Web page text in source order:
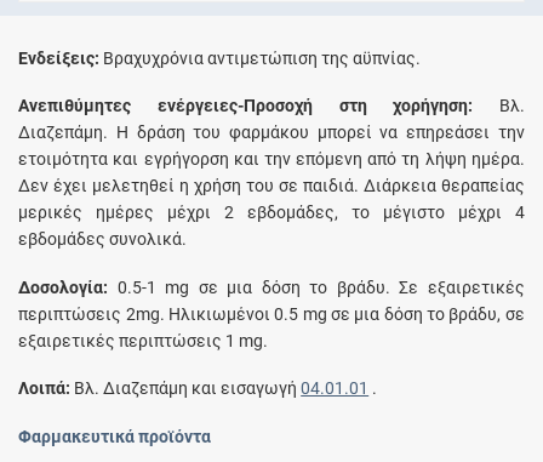
Eνδείξεις: Bραχυχρόνια αντιμετώπιση της αϋπνίας.
Aνεπιθύμητες ενέργειες-Προσοχή στη χορήγηση: Bλ.
Διαζεπάμη. H δράση του φαρμάκου μπορεί να επηρεάσει την
ετοιμότητα και εγρήγορση και την επόμενη από τη λήψη ημέρα.
Δεν έχει μελετηθεί η χρήση του σε παιδιά. Διάρκεια θεραπείας
μερικές ημέρες μέχρι 2 εβδομάδες, το μέγιστο μέχρι 4
εβδομάδες συνολικά.
Δοσολογία: 0.5-1 mg σε μια δόση το βράδυ. Σε εξαιρετικές
περιπτώσεις 2mg. Ηλικιωμένοι 0.5 mg σε μια δόση το βράδυ, σε
εξαιρετικές περιπτώσεις 1 mg.
Λοιπά: Bλ. Διαζεπάμη και εισαγωγή04.01.01 .
Φαρμακευτικά προϊόντα